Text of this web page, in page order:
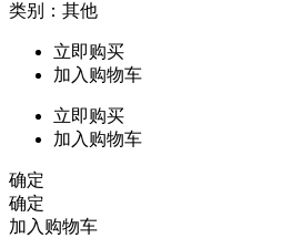
类别：其他
立即购买
加入购物车
立即购买
加入购物车
确定
确定
加入购物车